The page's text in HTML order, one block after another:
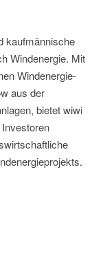
kaufmännische
Windenergie. Mit
Windenergie-
aus der
bietet wiwi